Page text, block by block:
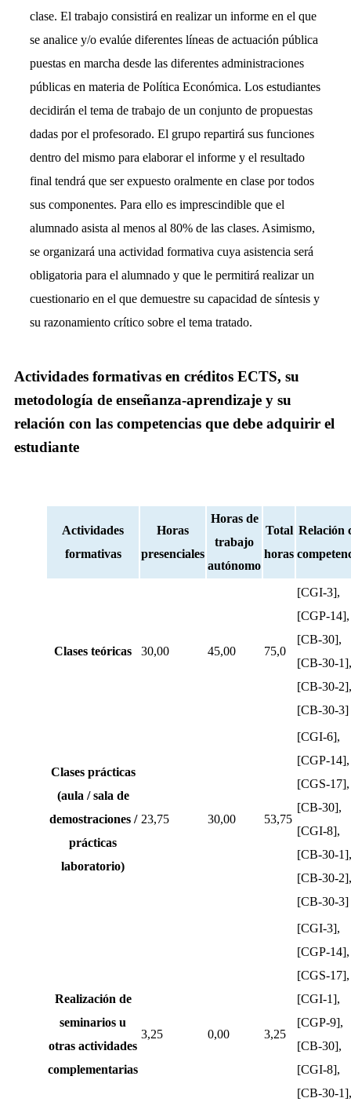
clase. El trabajo consistirá en realizar un informe en el que
se analice y/o evalúe diferentes líneas de actuación pública
puestas en marcha desde las diferentes administraciones
públicas en materia de Política Económica. Los estudiantes
decidirán el tema de trabajo de un conjunto de propuestas
dadas por el profesorado. El grupo repartirá sus funciones
dentro del mismo para elaborar el informe y el resultado
final tendrá que ser expuesto oralmente en clase por todos
sus componentes. Para ello es imprescindible que el
alumnado asista al menos al 80% de las clases. Asimismo,
se organizará una actividad formativa cuya asistencia será
obligatoria para el alumnado y que le permitirá realizar un
cuestionario en el que demuestre su capacidad de síntesis y
su razonamiento crítico sobre el tema tratado.
Actividades formativas en créditos ECTS, su
metodología de enseñanza-aprendizaje y su
relación con las competencias que debe adquirir el
estudiante
Actividades
formativas
Horas
presenciales
Horas de
trabajo
autónomo
Total
horas
Relación
Clases teóricas 30,00 45,00 75,0
[CGI-3],
[CGP-14],
[CB-30],
[CB-30-1],
[CB-30-2],
[CB-30-3]
Clases prácticas
(aula / sala de
demostraciones /
prácticas
laboratorio)
23,75 30,00 53,75
[CGI-6],
[CGP-14],
[CGS-17],
[CB-30],
[CGI-8],
[CB-30-1],
[CB-30-2],
[CB-30-3]
Realización de
seminarios u
otras actividades
complementarias
3,25 0,00 3,25
[CGI-3],
[CGP-14],
[CGS-17],
[CGI-1],
[CGP-9],
[CB-30],
[CGI-8],
[CB-30-1],